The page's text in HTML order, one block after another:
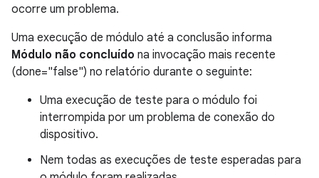
ocorre um problema.
Uma execução de módulo até a conclusão informa
Módulo não concluído na invocação mais recente
(done="false") no relatório durante o seguinte:
Uma execução de teste para o módulo foi
interrompida por um problema de conexão do
dispositivo.
Nem todas as execuções de teste esperadas para